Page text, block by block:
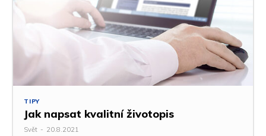
TIPY
Jak napsat kvalitní životopis
Svět - 20.8.2021